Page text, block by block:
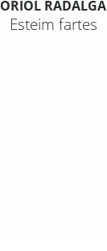
ORIOL RADALGA
Esteim fartes